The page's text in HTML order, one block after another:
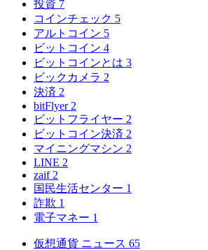
投資 7
コインチェック 5
アルトコイン 5
ビットコイン 4
ビットコインとは 3
ビックカメラ 2
決済 2
bitFlyer 2
ビットフライヤー 2
ビットコイン決済 2
マイニングマシン 2
LINE 2
zaif 2
国民生活センター 1
詐欺 1
電子マネー 1
仮想通貨 ニュース 65